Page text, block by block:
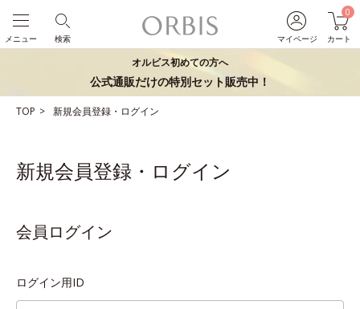
マイページ
0
カート
検索
メニュー
オルビス初めての方へ
公式通販だけの特別セット販売中！
TOP 新規会員登録・ログイン
新規会員登録・ログイン
会員ログイン
ログイン用ID